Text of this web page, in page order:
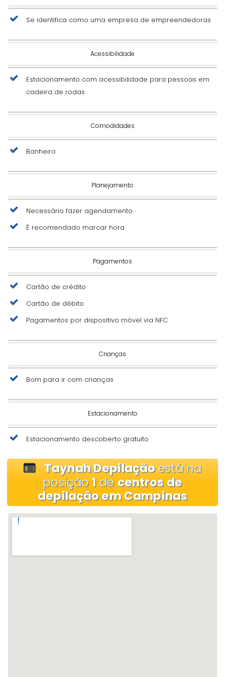
Se identifica como uma empresa de empreendedoras
Acessibilidade
Estacionamento com acessibilidade para pessoas em
cadeira de rodas
Comodidades
Banheiro
Planejamento
Necessário fazer agendamento
É recomendado marcar hora
Pagamentos
Cartão de crédito
Cartão de débito
Pagamentos por dispositivo móvel via NFC
Crianças
Bom para ir com crianças
Estacionamento
Estacionamento descoberto gratuito
Taynah Depilaçãoestá na
posição1 de centros de
depilação em Campinas